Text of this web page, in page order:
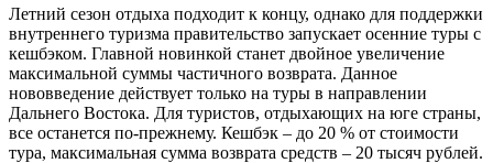
Летний сезон отдыха подходит к концу, однако для поддержки
внутреннего туризма правительство запускает осенние туры с
кешбэком. Главной новинкой станет двойное увеличение
максимальной суммы частичного возврата. Данное
нововведение действует только на туры в направлении
Дальнего Востока. Для туристов, отдыхающих на юге страны,
все останется по-прежнему. Кешбэк – до 20 % от стоимости
тура, максимальная сумма возврата средств – 20 тысяч рублей.